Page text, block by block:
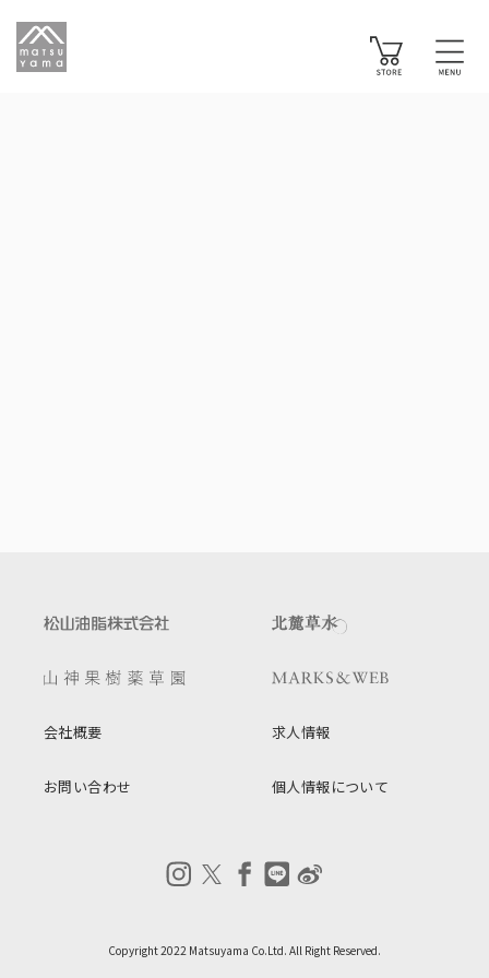
会社概要 求人情報
お問い合わせ 個人情報について
Copyright 2022 Matsuyama Co.Ltd. All Right Reserved.